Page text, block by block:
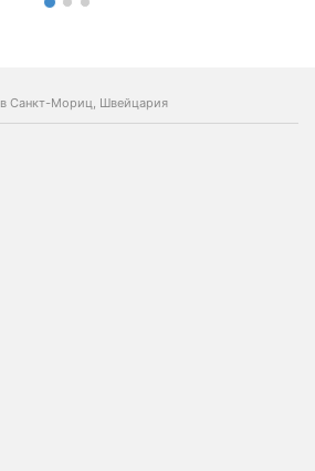
в Санкт-Мориц, Швейцария